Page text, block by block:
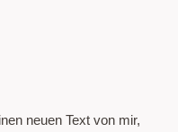
neuen Text von mir,